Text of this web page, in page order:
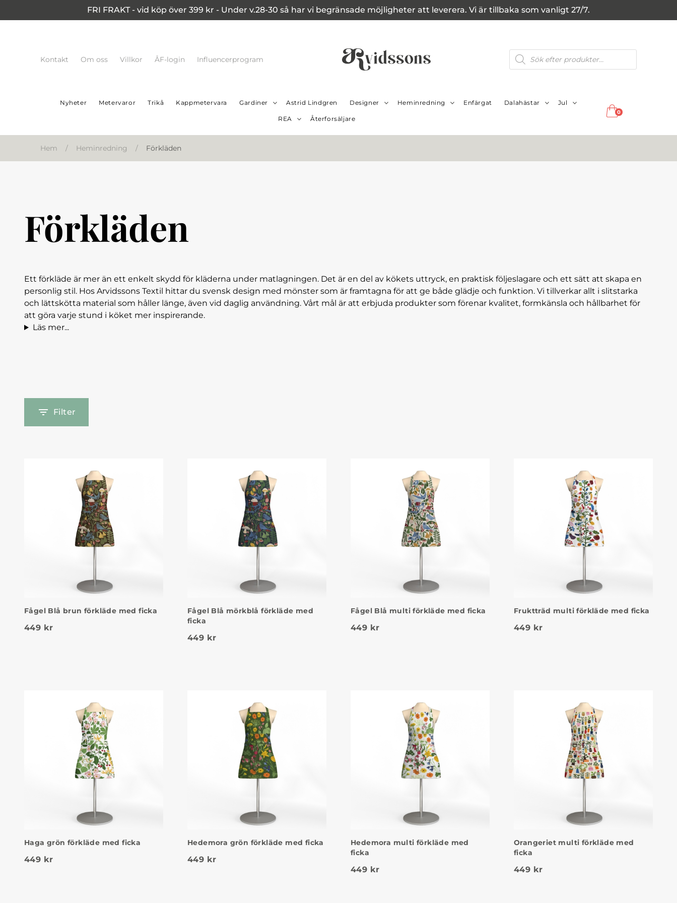
FRI FRAKT - vid köp över 399 kr - Under v.28-30 så har vi begränsade möjligheter att leverera. Vi är tillbaka som vanligt 27/7.
Kontakt Om oss Villkor ÅF-login Influencerprogram
Produktsökning
Nyheter Metervaror Trikå Kappmetervara Gardiner Astrid Lindgren Designer Heminredning Enfärgat Dalahästar Jul
REA Återforsäljare
0
Hem / Heminredning / Förkläden
Förkläden
Ett förkläde är mer än ett enkelt skydd för kläderna under matlagningen. Det är en del av kökets uttryck, en praktisk följeslagare och ett sätt att skapa en
personlig stil. Hos Arvidssons Textil hittar du svensk design med mönster som är framtagna för att ge både glädje och funktion. Vi tillverkar allt i slitstarka
och lättskötta material som håller länge, även vid daglig användning. Vårt mål är att erbjuda produkter som förenar kvalitet, formkänsla och hållbarhet för
att göra varje stund i köket mer inspirerande.
Läs mer...
Filter
Fågel Blå brun förkläde med ficka
449 kr
Fågel Blå mörkblå förkläde med
ficka
449 kr
Fågel Blå multi förkläde med ficka
449 kr
Fruktträd multi förkläde med ficka
449 kr
Haga grön förkläde med ficka
449 kr
Hedemora grön förkläde med ficka
449 kr
Hedemora multi förkläde med
ficka
449 kr
Orangeriet multi förkläde med
ficka
449 kr